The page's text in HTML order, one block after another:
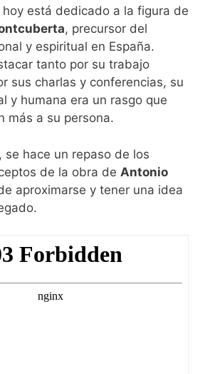
hoy está dedicado a la figura de
, precursor del
y espiritual en España.
tanto por su trabajo
sus charlas y conferencias, su
y humana era un rasgo que
más a su persona.
se hace un repaso de los
de la obra de Antonio
aproximarse y tener una idea